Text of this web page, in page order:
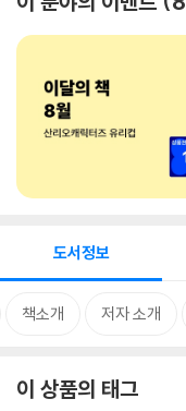
도서정보
책소개 저자 소개
이 상품의 태그